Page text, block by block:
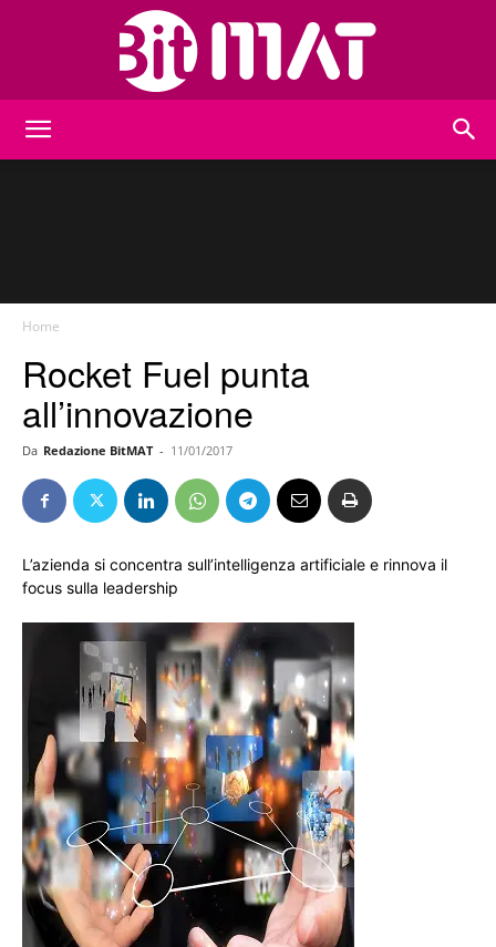
Home
Rocket Fuel punta
all’innovazione
Da Redazione BitMAT - 11/01/2017
L’azienda si concentra sull’intelligenza artificiale e rinnova il
focus sulla leadership